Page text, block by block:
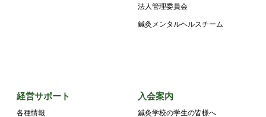
法人管理委員会
鍼灸メンタルヘルスチーム
経営サポート
各種情報
入会案内
鍼灸学校の学生の皆様へ